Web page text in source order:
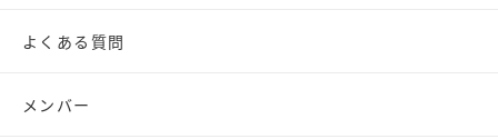
よくある質問
メンバー